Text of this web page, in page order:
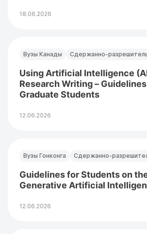
18.06.2026
Вузы Канады Сдержанно-
Using Artificial Intelligence
Research Writing –
Graduate Students
12.06.2026
Вузы Гонконга Сдержанно-
Guidelines for Students on
Generative Artificial
12.06.2026